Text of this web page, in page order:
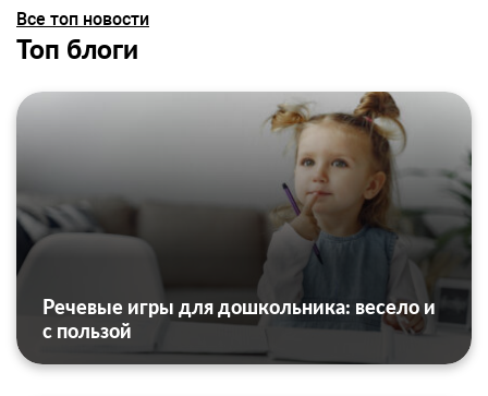
Все топ новости
Топ блоги
Речевые игры для дошкольника: весело и
с пользой